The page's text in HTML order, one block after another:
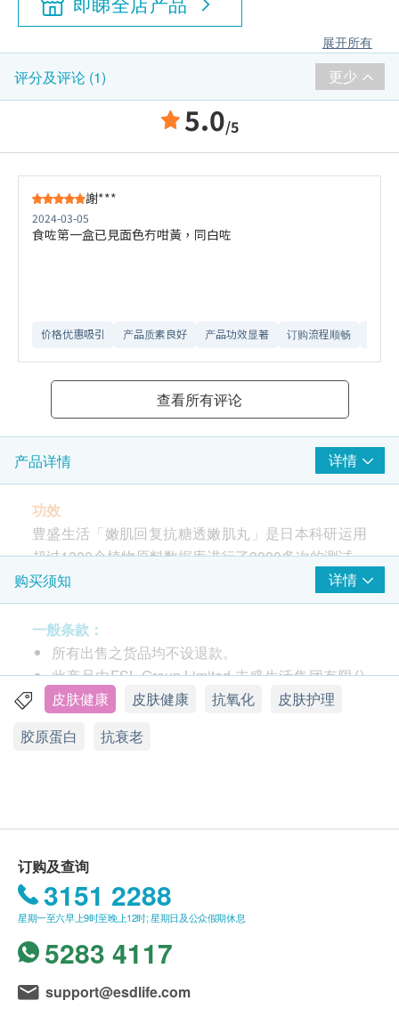
展开所有
评分及评论 (1) 更少
5.0/5
謝***
2024-03-05
食咗第一盒已見面色冇咁黃，同白咗
价格优惠吸引 产品质素良好 产品功效显著 订购流程顺畅
查看所有评论
产品详情 详情
功效
豊盛生活「嫩肌回复抗糖透嫩肌丸」是日本科研运用
超过1300个植物原料数据库进行了3000多次的测试，
研发出抗糖同时回复肌肤弹力的配方。内含山竹皮的
萃取物为世界级抗皱、抗斑和抗氧化的食材和革命性
淀的分解菌和弹力草本复合。针对亚洲人的高淀粉饮
食习惯，「嫩肌回复」能分解淀粉同时包着糖分, 再转
化成有益肠道的膳食纤维。日本临床实证8-12周间
AGEs积存量减少达30%*；而AGEs (Advance
Glycation End Products) 老化物质正是引发7大肌肤
问题的元凶。 「嫩肌回复」从根本改善糖化问题，正
物
减低肌肤老化、失去光泽且生
成皱纹的机会
抗氧化效果能在体内有效降低
质
购买须知 详情
一般条款：
所有出售之货品均不设退款。
此产品由FSL Group Limited 丰盛生活集团有限公
司提供。
有限公司及健康网购health. ESDlife保留最终决议
费送货服务。 账单总额未满HK$500需附加HK$30
运费。
我们将于确定订单后1-3个工作天内安排发货。
不排除运送时间会因节日而有所影响。 当八号烈
风讯号悬挂或黑色暴雨警告生效时，送货服务时间
所有订单须视乎相关货品的供应情况再作最后确
皮肤健康 皮肤健康 抗氧化
皮肤护理
胶原蛋白
抗衰老
订购及查询
3151 2288
星期一至六早上9时至晚上12时; 星期日及公众假期休息
5283 4117
support@esdlife.com